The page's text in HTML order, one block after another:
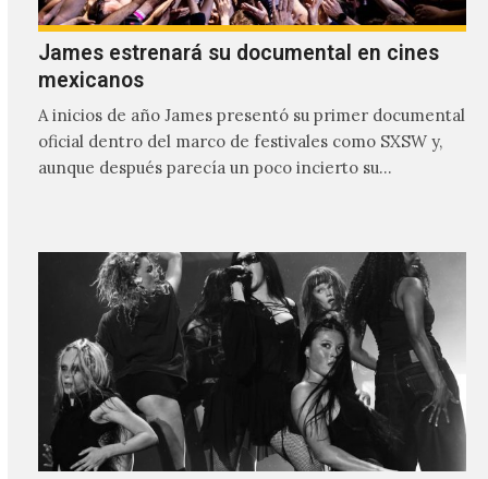
James estrenará su documental en cines
mexicanos
A inicios de año James presentó su primer documental
oficial dentro del marco de festivales como SXSW y,
aunque después parecía un poco incierto su…